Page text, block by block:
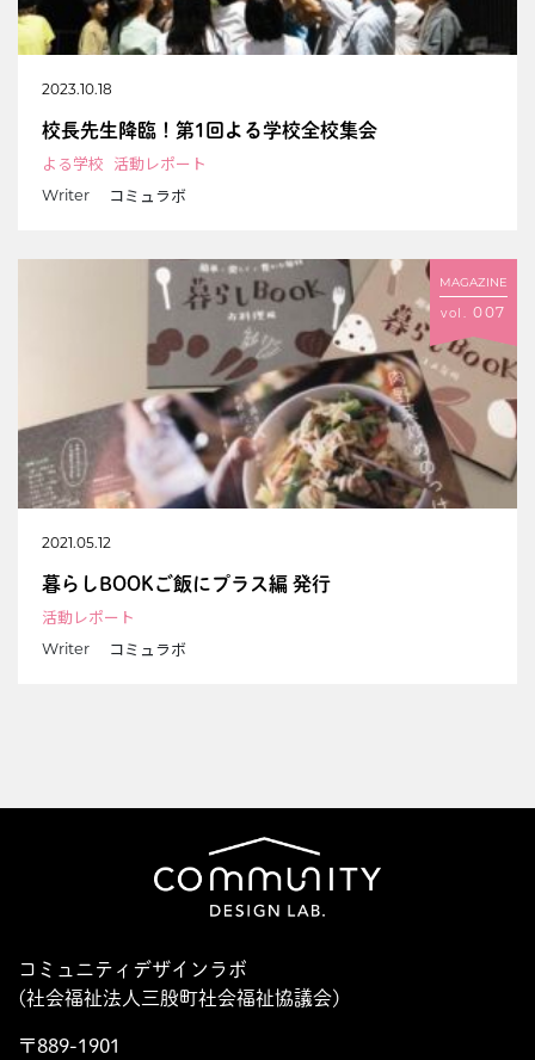
2023.10.18
校長先生降臨！第1回よる学校全校集会
よる学校 活動レポート
Writer コミュラボ
MAGAZINE
vol.007
2021.05.12
暮らしBOOKご飯にプラス編 発行
活動レポート
Writer コミュラボ
コミュニティデザインラボ
(社会福祉法人三股町社会福祉協議会)
〒889-1901